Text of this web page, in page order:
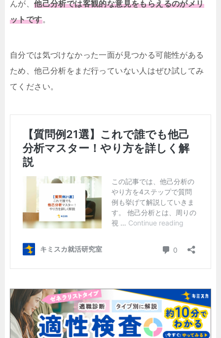
んが、他己分析では客観的な意見をもらえるのがメリ
ットです。
自分では気づけなかった一面が見つかる可能性がある
ため、他己分析をまだ行っていない人はぜひ試してみ
てください。